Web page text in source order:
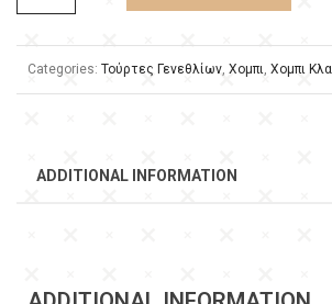
Categories: Τούρτες Γενεθλίων, Χομπι, Χομπι
ADDITIONAL INFORMATION